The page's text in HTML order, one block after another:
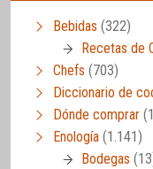
Bebidas (322)
Recetas de
Chefs (703)
Diccionario de
Dónde comprar
Enología (1.141)
Bodegas